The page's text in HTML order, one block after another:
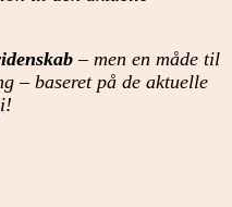
– men en måde til
– baseret på de aktuelle